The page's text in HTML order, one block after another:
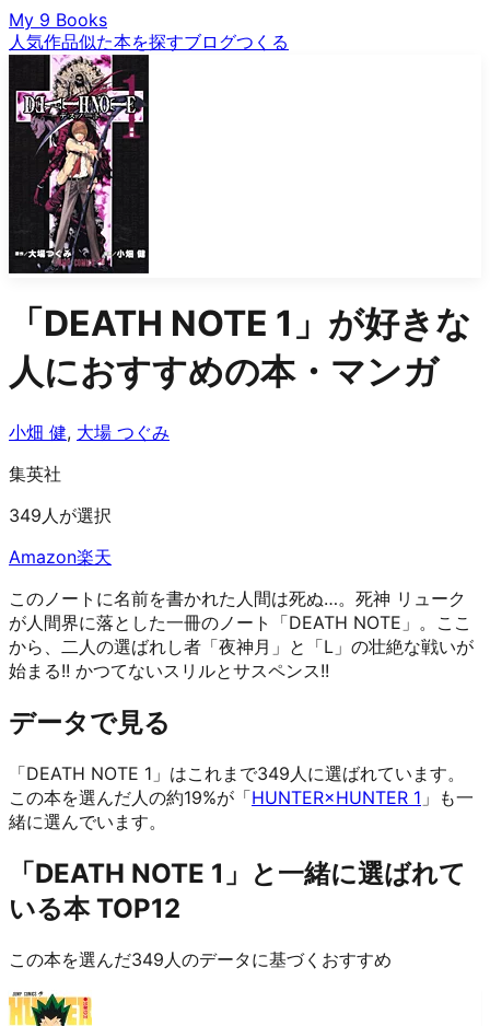
My 9 Books
人気作品似た本を探すブログつくる
「DEATH NOTE 1 」が好きな
人におすすめの本・マンガ
小畑 健, 大場 つぐみ
集英社
349人が選択
Amazon楽天
このノートに名前を書かれた人間は死ぬ…。死神 リューク
が人間界に落とした一冊のノート「DEATH NOTE」。ここ
から、二人の選ばれし者「夜神月」と「L」の壮絶な戦いが
始まる!! かつてないスリルとサスペンス!!
データで見る
「DEATH NOTE 1」はこれまで349人に選ばれています。
この本を選んだ人の約19%が「HUNTER×HUNTER 1 」も一
緒に選んでいます。
「DEATH NOTE 1」と一緒に選ばれて
いる本 TOP12
この本を選んだ349人のデータに基づくおすすめ